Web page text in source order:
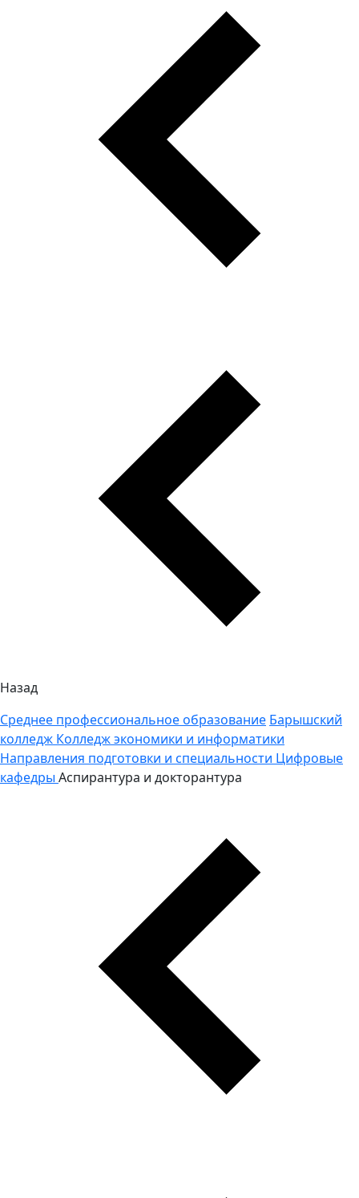
Назад
Среднее профессиональное образование Барышский
колледж Колледж экономики и информатики
Направления подготовки и специальности Цифровые
кафедры Аспирантура и докторантура